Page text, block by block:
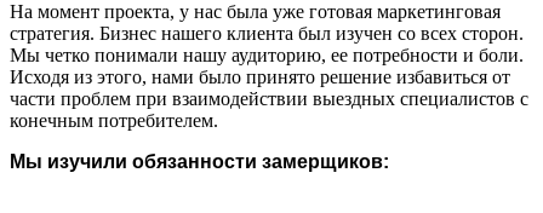
На момент проекта, у нас была уже готовая маркетинговая
стратегия. Бизнес нашего клиента был изучен со всех сторон.
Мы четко понимали нашу аудиторию, ее потребности и боли.
Исходя из этого, нами было принято решение избавиться от
части проблем при взаимодействии выездных специалистов с
конечным потребителем.
Мы изучили обязанности замерщиков: